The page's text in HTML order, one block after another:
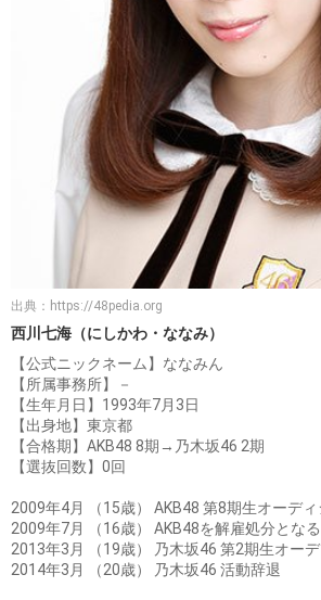
出典： https://48pedia.org
西川七海（にしかわ・ななみ）
【公式ニックネーム】ななみん
【所属事務所】－
【生年月日】1993年7月3日
【出身地】東京都
【合格期】AKB48 8期→乃木坂46 2期
【選抜回数】0回
2009年4月 （15歳） AKB48 第8期生オーデ
2009年7月 （16歳） AKB48を解雇処分となる
2013年3月 （19歳） 乃木坂46 第2期生オー
2014年3月 （20歳） 乃木坂46 活動辞退